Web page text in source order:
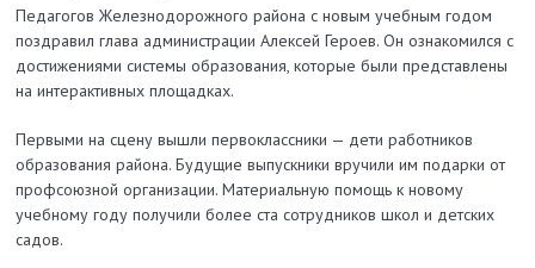
Педагогов Железнодорожного района с новым учебным годом
поздравил глава администрации Алексей Героев. Он ознакомился с
достижениями системы образования, которые были представлены
на интерактивных площадках.
Первыми на сцену вышли первоклассники — дети работников
образования района. Будущие выпускники вручили им подарки от
профсоюзной организации. Материальную помощь к новому
учебному году получили более ста сотрудников школ и детских
садов.